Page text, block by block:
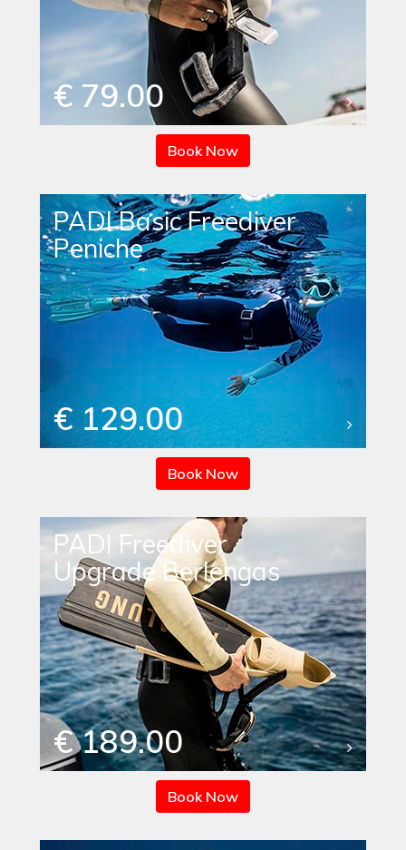
€ 79.00
Book Now
PADI Basic Freediver
Peniche
€ 129.00
Book Now
PADI Freediver
Upgrade Berlengas
€ 189.00
Book Now